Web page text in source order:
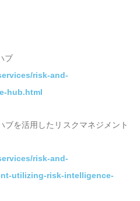
ブ
risk-and-
hub.html
ブを活用したリスクマネジメント
risk-and-
utilizing-risk-intelligence-